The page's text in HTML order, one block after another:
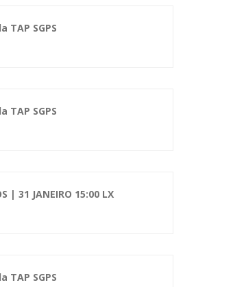
TAP SGPS
TAP SGPS
| 31 JANEIRO 15:00 LX
TAP SGPS